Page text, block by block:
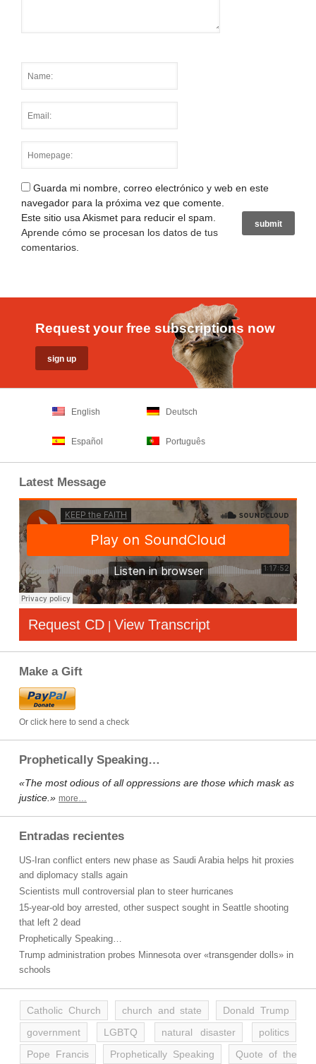
Guarda mi nombre, correo electrónico y web en este
navegador para la próxima vez que comente.
Este sitio usa Akismet para reducir el spam.
Aprende cómo se procesan los datos de tus
comentarios
Request your free subscriptions now
English Deutsch
Español Português
Latest Message
Request CD | View Transcript
Make a Gift
Or click here to send a check
Prophetically Speaking…
«The most odious of all oppressions are those which mask as
justice.» more…
Entradas recientes
US-Iran conflict enters new phase as Saudi Arabia helps hit proxies
and diplomacy stalls again
Scientists mull controversial plan to steer hurricanes
15-year-old boy arrested, other suspect sought in Seattle shooting
that left 2 dead
Prophetically Speaking…
Trump administration probes Minnesota over «transgender dolls» in
schools
Catholic Church church and state
Donald Trump
government
LGBTQ natural disaster
politics
Pope Francis
Prophetically Speaking
Quote of the